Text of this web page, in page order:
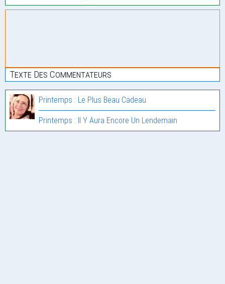
Texte Des Commentateurs
Printemps : Le Plus Beau Cadeau
Printemps : Il Y Aura Encore Un Lendemain